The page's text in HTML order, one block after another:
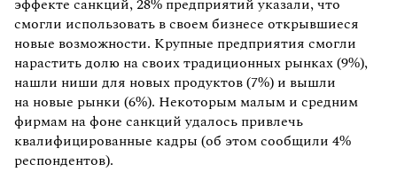
смогли использовать в своем бизнесе открывшиеся
новые возможности. Крупные предприятия смогли
нарастить долю на своих традиционных рынках (9%),
нашли ниши для новых продуктов (7%) и вышли
на новые рынки (6%). Некоторым малым и средним
фирмам на фоне санкций удалось привлечь
квалифицированные кадры (об этом сообщили 4%
респондентов).